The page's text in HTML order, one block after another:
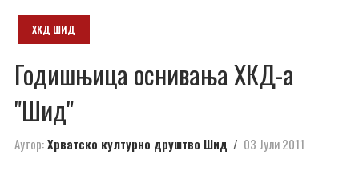
ХКД ШИД
Годишњица оснивања ХКД-а
"Шид"
Аутор:Хрватско културно друштво Шид 03 Јули 2011